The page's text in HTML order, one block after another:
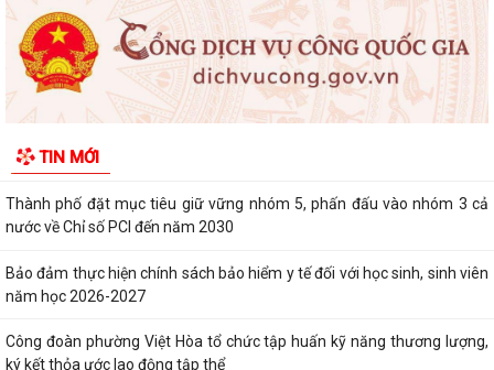
TIN MỚI
PHONG TRÀO NÔNG DÂN 6 THÁNG ĐẦU NĂM 2026...
Thông qua 24 Nghị quyết tại Kỳ họp thứ 3 (Kỳ họp thường lệ giữa năm
2026) HĐND thành phố khóa XVII
ninh cho đối tượng 4 năm 2026
Thành phố đặt mục tiêu giữ vững nhóm 5, phấn đấu vào nhóm 3 cả
nước về Chỉ số PCI đến năm 2030
Bảo đảm thực hiện chính sách bảo hiểm y tế đối với học sinh, sinh viên
năm học 2026-2027
Công đoàn phường Việt Hòa tổ chức tập huấn kỹ năng thương lượng,
ký kết thỏa ước lao động tập thể